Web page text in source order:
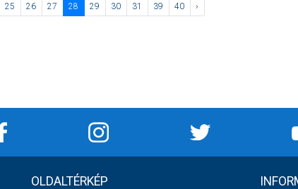
25 26 27 28 29 30 31 39 40 ›
OLDALTÉRKÉP